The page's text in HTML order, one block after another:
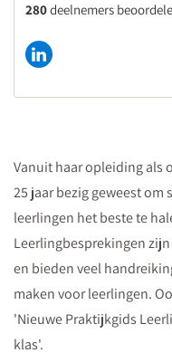
280deelnemers
Vanuit haar opleiding als
25 jaar bezig geweest om
leerlingen het beste te
Leerlingbesprekingen
en bieden veel
maken voor leerlingen.
'Nieuwe Praktijkgids
klas'.